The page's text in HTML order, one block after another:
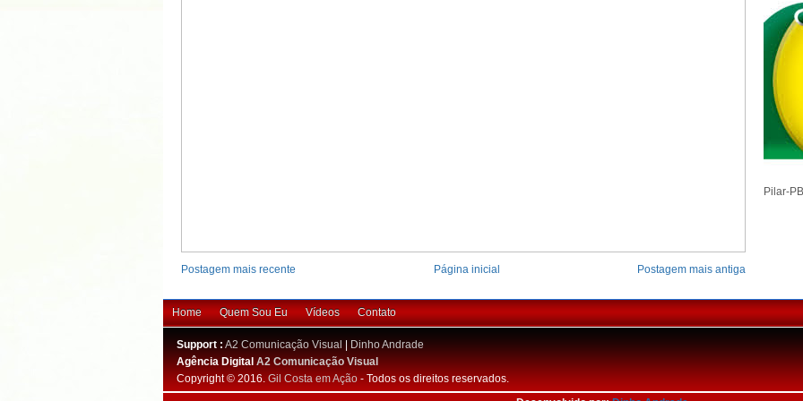
Postagem mais recente Postagem mais antiga
Página inicial
Pilar-PB
Home Quem Sou Eu Vídeos Contato
Support : A2 Comunicação Visual
Dinho Andrade
Agência DigitalA2 Comunicação Visual
Copyright © 2016. Gil Costa em Ação - Todos os direitos reservados.